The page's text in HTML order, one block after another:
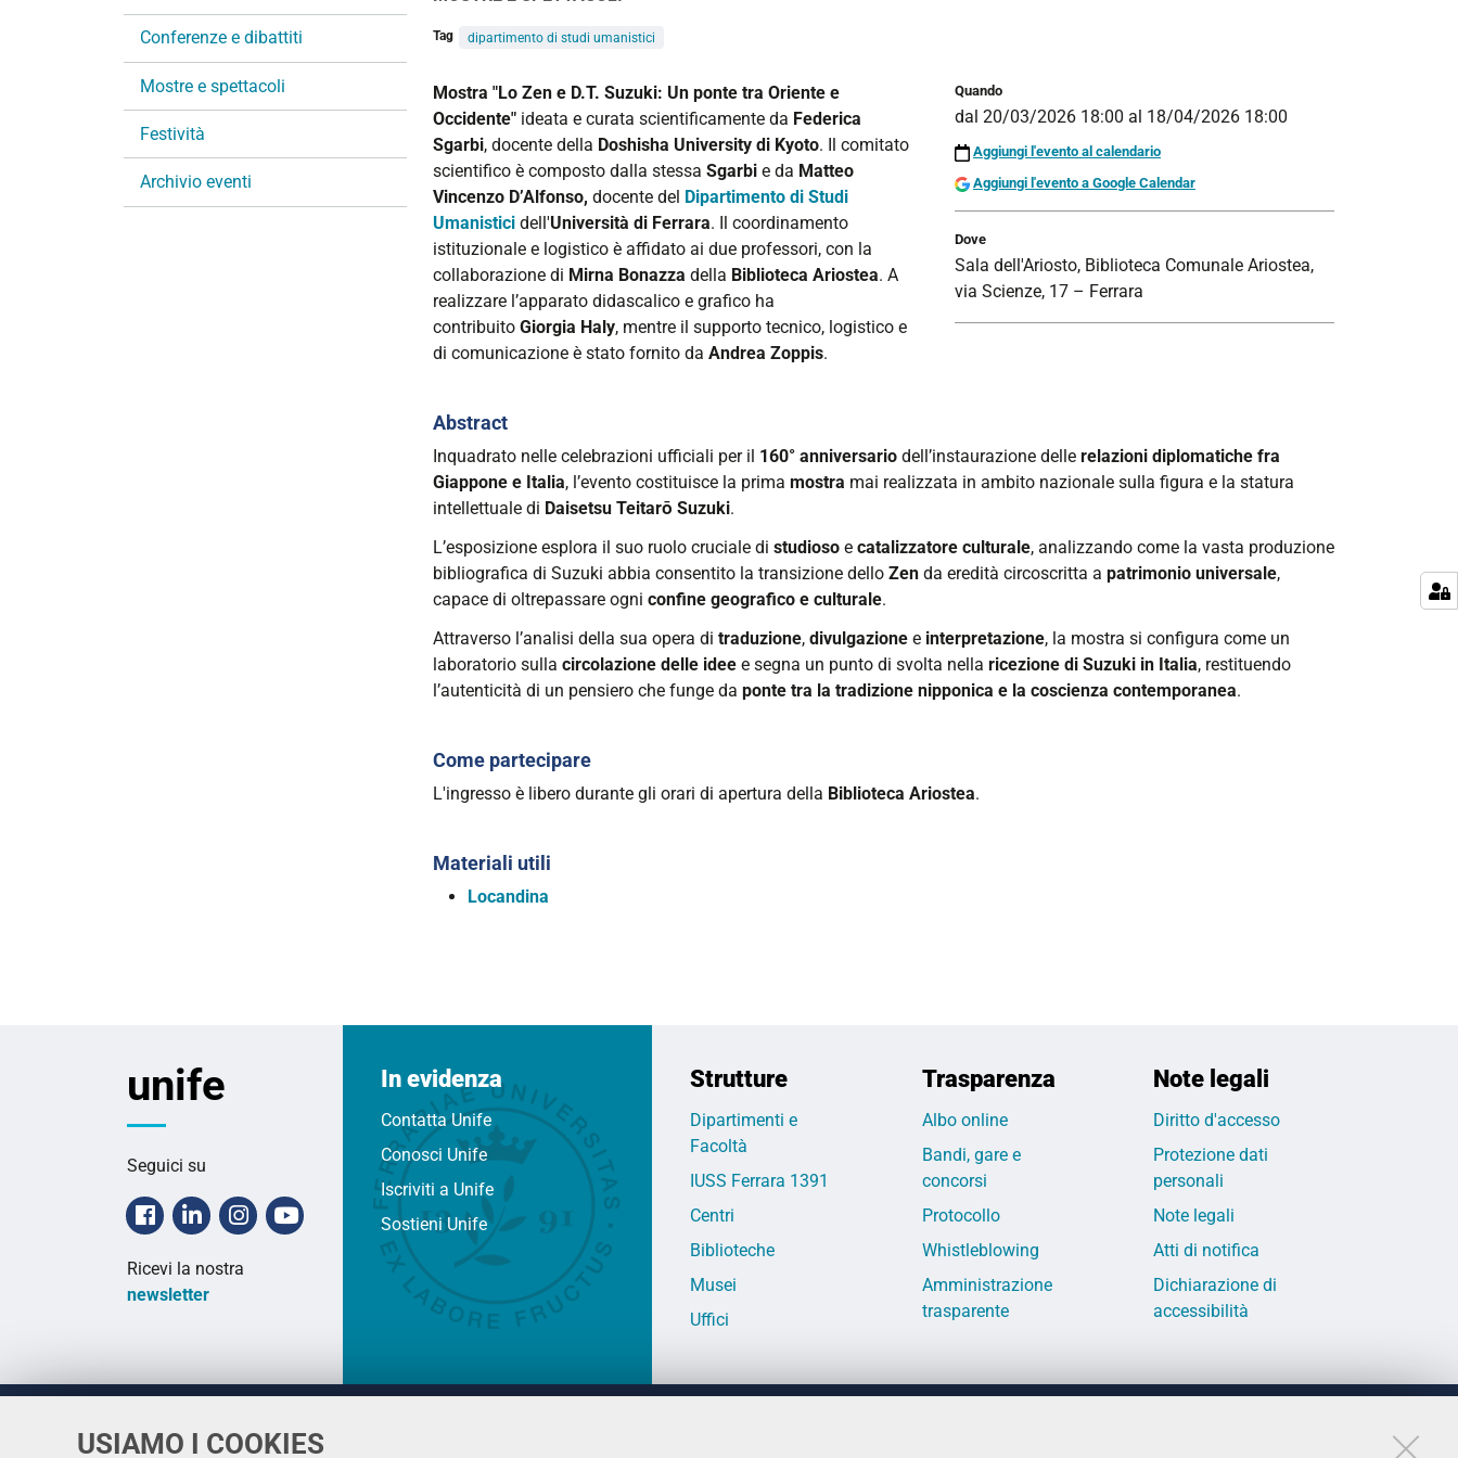
USIAMO I COOKIES
Tag dipartimento di studi umanistici
https://www.unife.it/it/eventi/2026/marzo/mostra-
zen-
suzuki
Mostra
“Lo
Zen
e
D.T.
Suzuki:
Un
ponte
Oriente
Occidente”
2026-
20T18:00:00+01:00
2026-
04-
18T18:00:00+02:00
Quando
dal 20/03/2026 18:00 al 18/04/2026 18:00
Aggiungi l'evento al calendario
Aggiungi l'evento a Google Calendar
Dove
Sala dell'Ariosto, Biblioteca Comunale Ariostea,
via Scienze, 17 – Ferrara
Mostra "Lo Zen e D.T. Suzuki: Un ponte tra Oriente e
Occidente" ideata e curata scientificamente da Federica
Sgarbi, docente della Doshisha University di Kyoto. Il comitato
scientifico è composto dalla stessa Sgarbi e da Matteo
Vincenzo D’Alfonso, docente del Dipartimento di Studi
Umanistici dell'Università di Ferrara. Il coordinamento
istituzionale e logistico è affidato ai due professori, con la
collaborazione di Mirna Bonazza della Biblioteca Ariostea. A
realizzare l’apparato didascalico e grafico ha
contribuito Giorgia Haly, mentre il supporto tecnico, logistico e
di comunicazione è stato fornito da Andrea Zoppis.
Abstract
Inquadrato nelle celebrazioni ufficiali per il 160° anniversario dell’instaurazione delle relazioni diplomatiche fra
Giappone e Italia, l’evento costituisce la prima mostra mai realizzata in ambito nazionale sulla figura e la statura
intellettuale di Daisetsu Teitarō Suzuki.
L’esposizione esplora il suo ruolo cruciale di studioso e catalizzatore culturale, analizzando come la vasta produzione
bibliografica di Suzuki abbia consentito la transizione dello Zen da eredità circoscritta a patrimonio universale,
capace di oltrepassare ogni confine geografico e culturale.
Attraverso l’analisi della sua opera di traduzione, divulgazione e interpretazione, la mostra si configura come un
laboratorio sulla circolazione delle idee e segna un punto di svolta nella ricezione di Suzuki in Italia, restituendo
l’autenticità di un pensiero che funge da ponte tra la tradizione nipponica e la coscienza contemporanea.
Come partecipare
L'ingresso è libero durante gli orari di apertura della Biblioteca Ariostea.
Materiali utili
Locandina
i
n
Conferenze e dibattiti
Mostre e spettacoli
Festività
Archivio eventi
unife
Seguici su
Facebook
LinkedinInstagramYoutube
Ricevi la nostra
newsletter
In evidenza
Contatta Unife
Conosci Unife
Iscriviti a Unife
Sostieni Unife
Strutture
Dipartimenti e
Facoltà
IUSS Ferrara 1391
Centri
Biblioteche
Musei
Uffici
Trasparenza
Albo online
Bandi, gare e
concorsi
Protocollo
Whistleblowing
Amministrazione
trasparente
Note legali
Diritto d'accesso
Protezione dati
personali
Note legali
Atti di notifica
Dichiarazione di
accessibilità
Università